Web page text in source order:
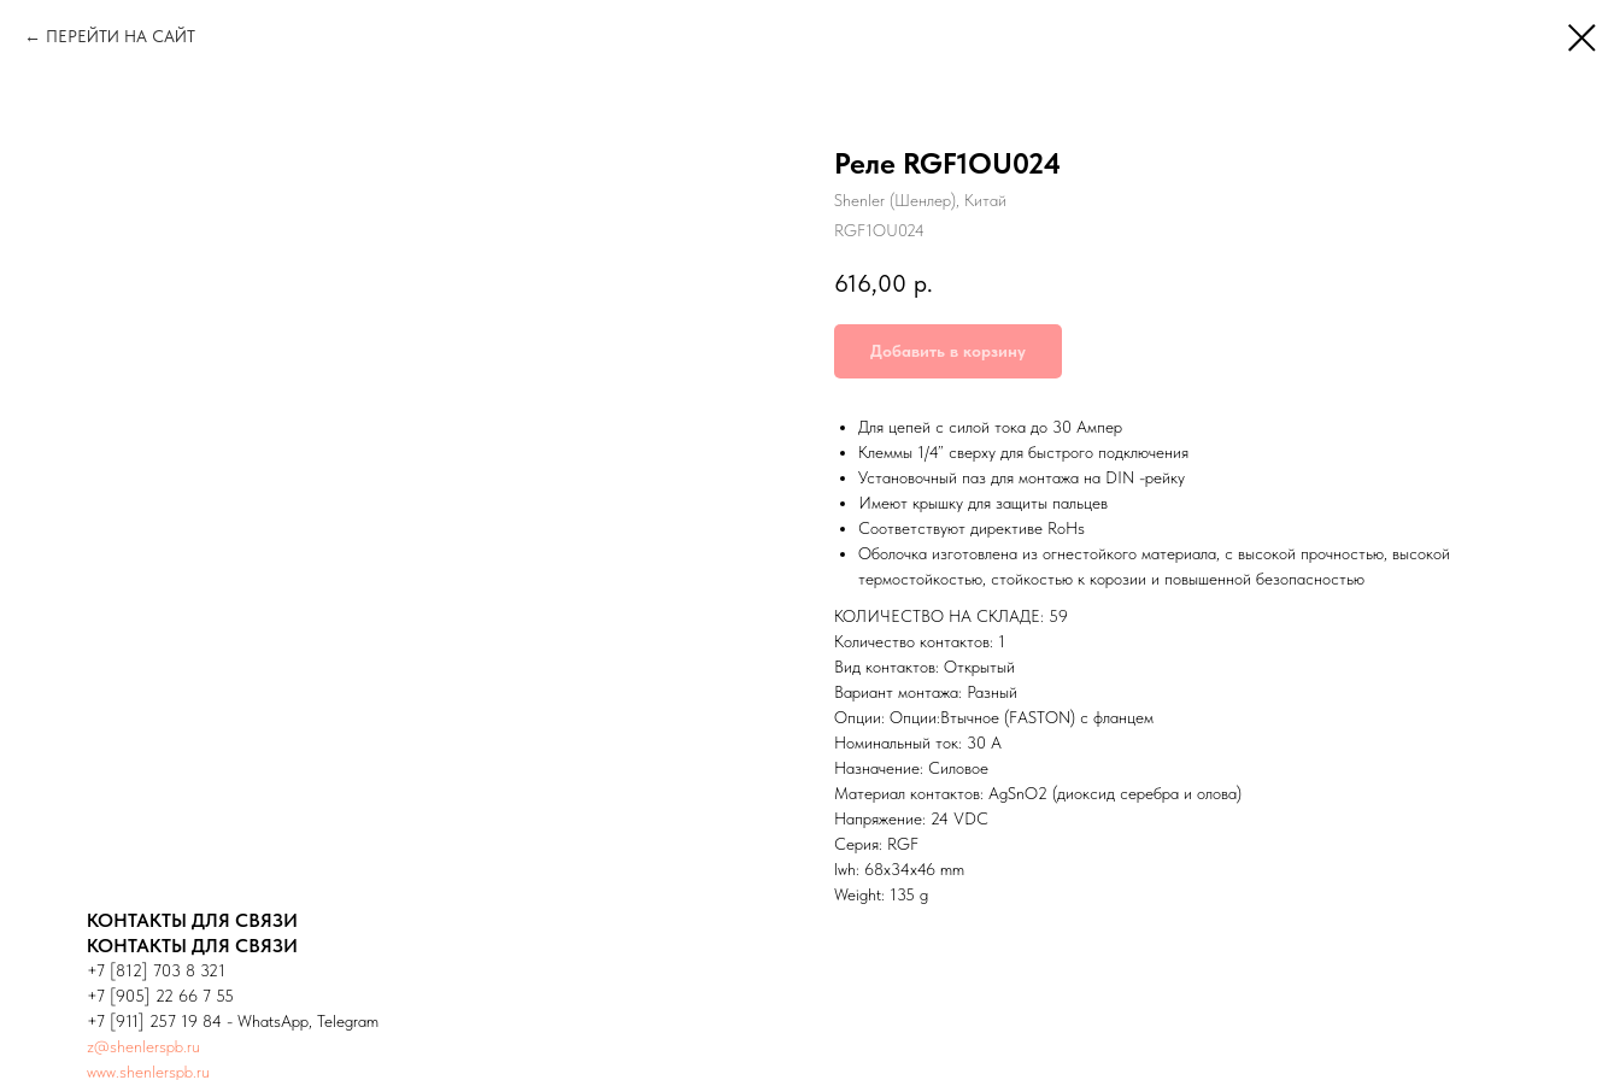
ПЕРЕЙТИ НА САЙТ
Реле RGF1OU024
Shenler (Шенлер), Китай
RGF1OU024
616,00 р.
Добавить в корзину
Для цепей с силой тока до 30 Ампер
Клеммы 1/4” сверху для быстрого подключения
Установочный паз для монтажа на DIN -рейку
Имеют крышку для защиты пальцев
Соответствуют директиве RoHs
Оболочка изготовлена из огнестойкого материала, с высокой прочностью, высокой
термостойкостью, стойкостью к корозии и повышенной безопасностью
КОЛИЧЕСТВО НА СКЛАДЕ: 59
Количество контактов: 1
Вид контактов: Открытый
Вариант монтажа: Разный
Опции: Опции:Втычное (FASTON) с фланцем
Номинальный ток: 30 A
Назначение: Силовое
Материал контактов: AgSnO2 (диоксид серебра и олова)
Напряжение: 24 VDC
Серия: RGF
lwh: 68x34x46 mm
Weight: 135 g
КОНТАКТЫ ДЛЯ СВЯЗИ
КОНТАКТЫ ДЛЯ СВЯЗИ
+7 [812] 703 8 321
+7 [905] 22 66 7 55
+7 [911] 257 19 84 - WhatsApp, Telegram
z@shenlerspb.ru
www.shenlerspb.ru